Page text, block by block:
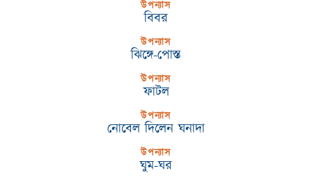
উপন্যাস
বিবর
উপন্যাস
ঝিঙ্গে-পোস্ত
উপন্যাস
ফাটল
উপন্যাস
নোবেল দিলেন ঘনাদা
উপন্যাস
ঘুম-ঘর